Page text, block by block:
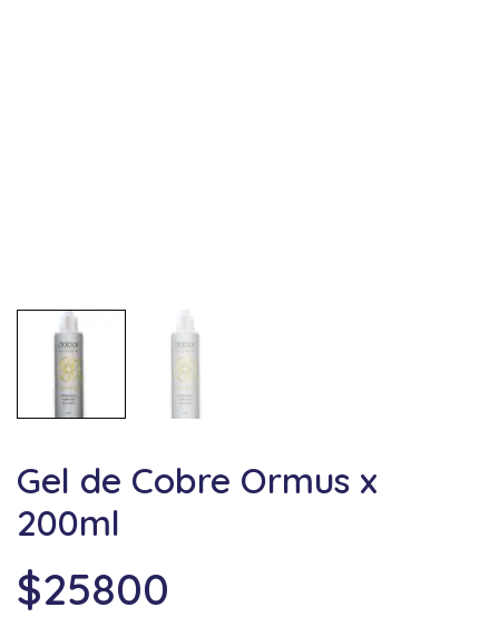
Gel de Cobre Ormus x
200ml
$25800